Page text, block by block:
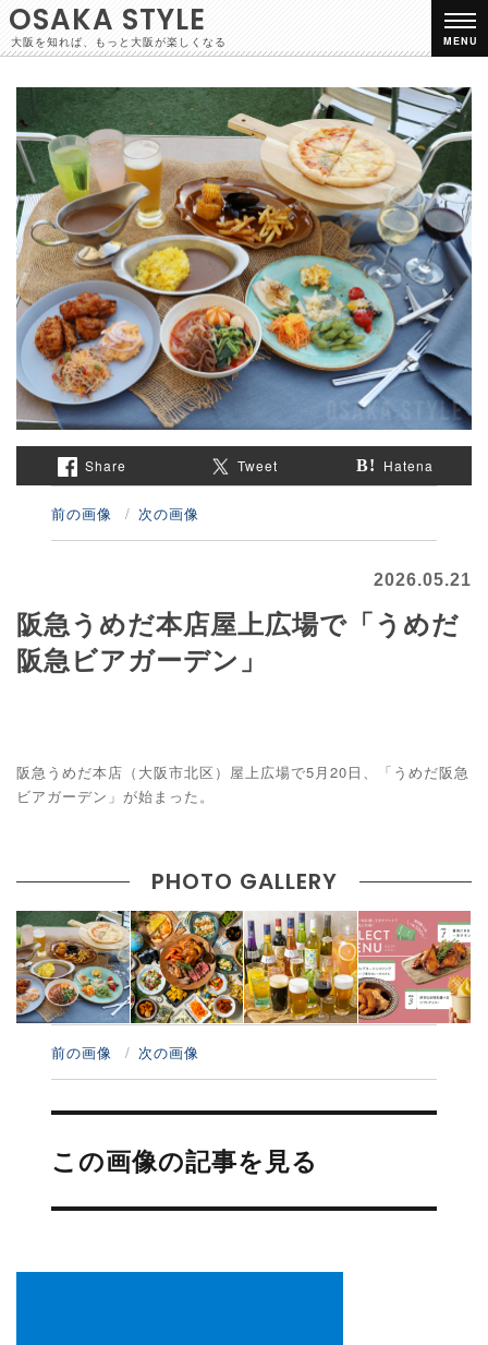
OSAKA STYLE
大阪を知れば、もっと大阪が楽しくなる MENU
Share Tweet Hatena
前の画像 次の画像
2026.05.21
阪急うめだ本店屋上広場で「うめだ
阪急ビアガーデン」
阪急うめだ本店（大阪市北区）屋上広場で5月20日、「うめだ阪急
ビアガーデン」が始まった。
PHOTO GALLERY
前の画像 次の画像
投
ナ
ビ
ー
この画像の記事を見る